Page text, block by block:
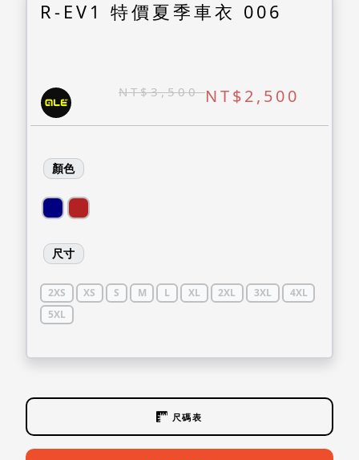
R-EV1 特價夏季車衣 006
NT$3,500NT$2,500
顏色
尺寸
2XS XS S M L XL 2XL 3XL
4XL
5XL
尺碼表